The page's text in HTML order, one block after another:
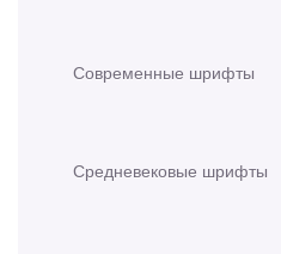
Современные шрифты
Средневековые шрифты